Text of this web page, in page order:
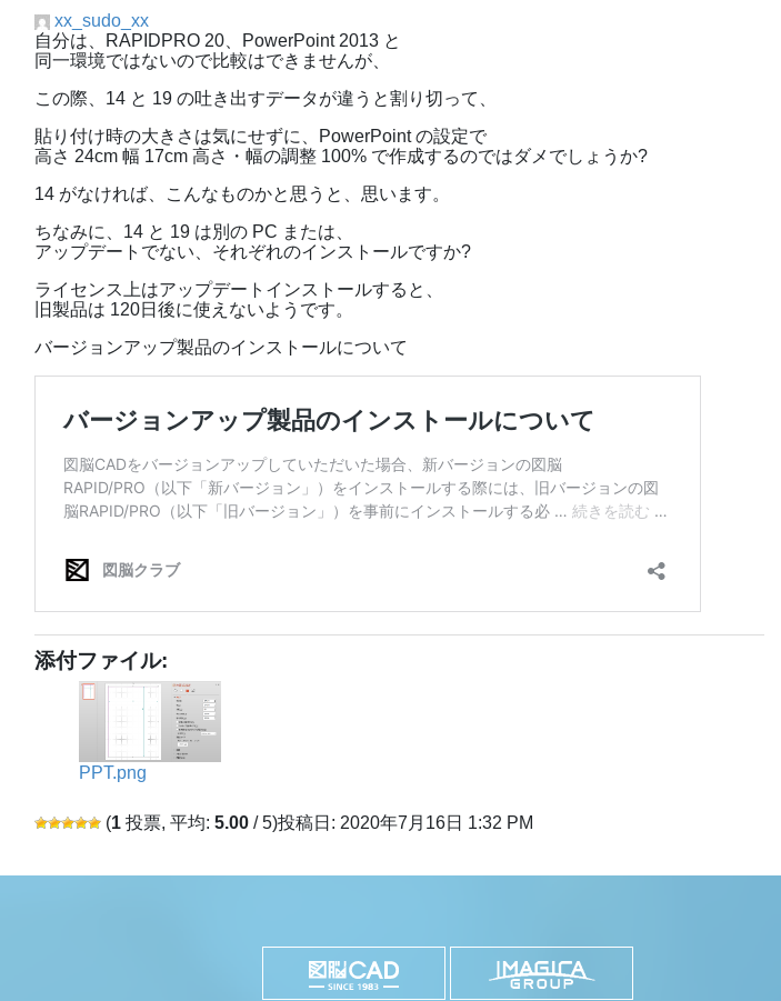
xx_sudo_xx
自分は、RAPIDPRO 20、PowerPoint 2013 と
同一環境ではないので比較はできませんが、
この際、14 と 19 の吐き出すデータが違うと割り切って、
貼り付け時の大きさは気にせずに、PowerPoint の設定で
高さ 24cm 幅 17cm 高さ・幅の調整 100% で作成するのではダメでしょうか?
14 がなければ、こんなものかと思うと、思います。
ちなみに、14 と 19 は別の PC または、
アップデートでない、それぞれのインストールですか?
ライセンス上はアップデートインストールすると、
旧製品は 120日後に使えないようです。
バージョンアップ製品のインストールについて
添付ファイル:
PPT.png
(1 投票, 平均:5.00 / 5)投稿日: 2020年7月16日 1:32 PM